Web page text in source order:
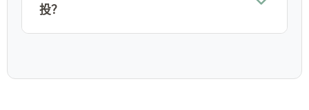
投？